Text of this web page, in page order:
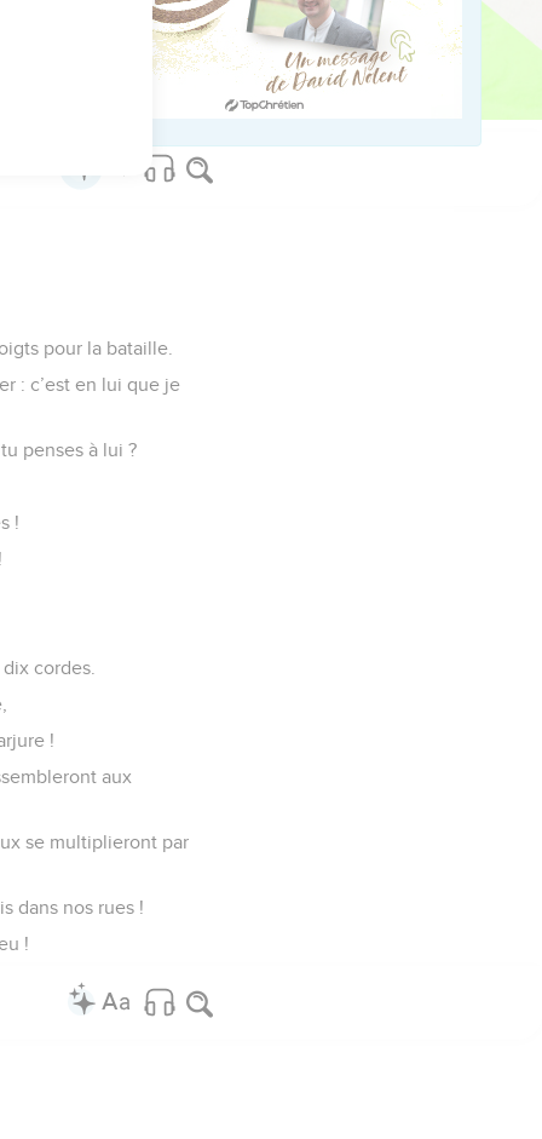
!
je suis ton
pour la bataille.
: c’est en lui que je
penses à lui ?
!
cordes.
!
aux
se multiplieront par
dans nos rues !
!